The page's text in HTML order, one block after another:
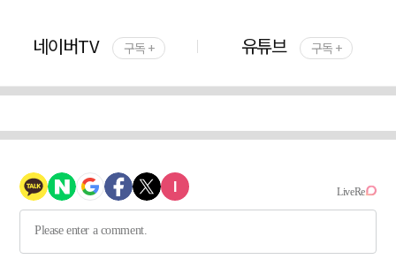
네이버TV 구독 + 유튜브 구독 +